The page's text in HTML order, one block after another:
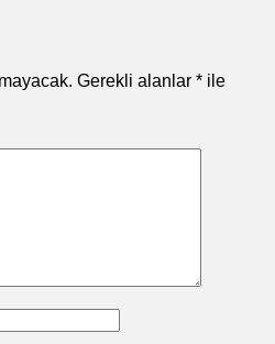
Gerekli alanlar * ile